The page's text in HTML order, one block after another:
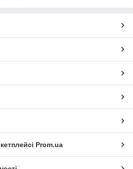
Prom.ua